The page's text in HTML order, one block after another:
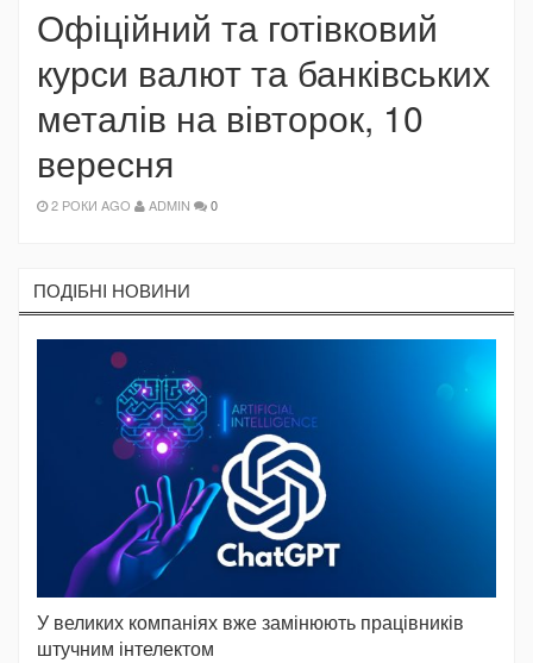
Офіційний та готівковий
курси валют та банківських
металів на вівторок, 10
вересня
2 РОКИ AGO ADMIN 0
ПОДIБНI НОВИНИ
У великих компаніях вже замінюють працівників
штучним інтелектом